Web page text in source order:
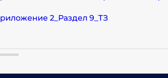
2_Раздел 9_ТЗ